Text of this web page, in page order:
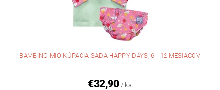
BAMBINO MIO KÚPACIA SADA HAPPY DAYS, 6 - 12 MESIACOV
€32,90 / ks